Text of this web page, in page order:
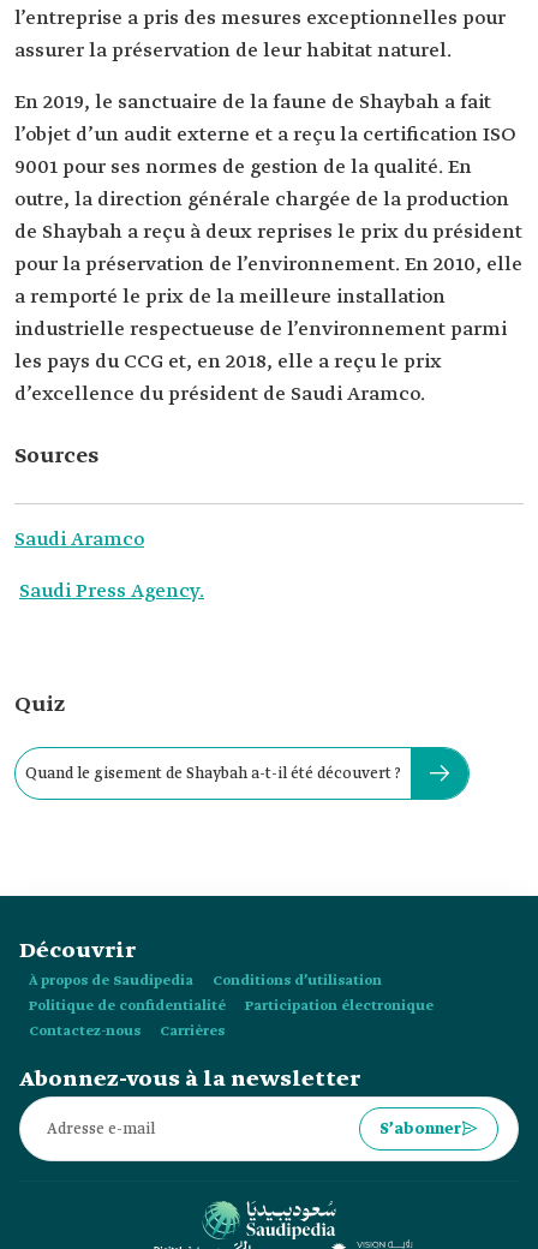
l’entreprise a pris des mesures exceptionnelles pour
assurer la préservation de leur habitat naturel.
En 2019, le sanctuaire de la faune de Shaybah a fait
l’objet d’un audit externe et a reçu la certification ISO
9001 pour ses normes de gestion de la qualité. En
outre, la direction générale chargée de la production
de Shaybah a reçu à deux reprises le prix du président
pour la préservation de l’environnement. En 2010, elle
a remporté le prix de la meilleure installation
industrielle respectueuse de l’environnement parmi
les pays du CCG et, en 2018, elle a reçu le prix
d’excellence du président de Saudi Aramco.
Sources
Saudi Aramco
Saudi Press Agency.
Quiz
Quand le gisement de Shaybah a-t-il été découvert ?
Découvrir
À propos de Saudipedia
Conditions d’utilisation
Politique de confidentialité
Participation électronique
Contactez-nous
Carrières
Abonnez-vous à la newsletter
S’abonner